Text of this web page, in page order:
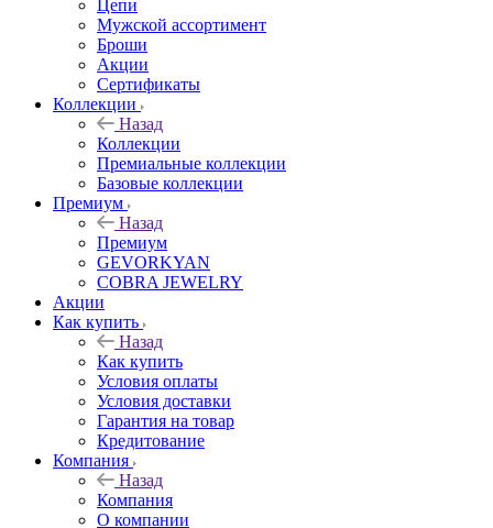
Цепи
Мужской ассортимент
Броши
Акции
Сертификаты
Коллекции
Назад
Коллекции
Премиальные коллекции
Базовые коллекции
Премиум
Назад
Премиум
GEVORKYAN
COBRA JEWELRY
Акции
Как купить
Назад
Как купить
Условия оплаты
Условия доставки
Гарантия на товар
Кредитование
Компания
Назад
Компания
О компании